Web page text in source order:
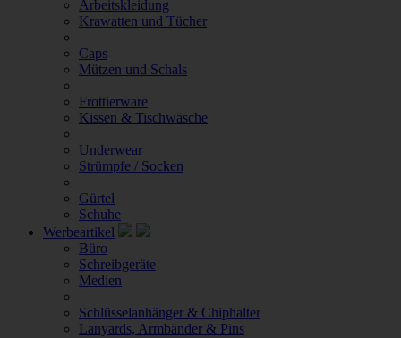
Arbeitskleidung
Krawatten und Tücher
Caps
Mützen und Schals
Frottierware
Kissen & Tischwäsche
Underwear
Strümpfe / Socken
Gürtel
Schuhe
Werbeartikel
Büro
Schreibgeräte
Medien
Schlüsselanhänger & Chiphalter
Lanyards, Armbänder & Pins